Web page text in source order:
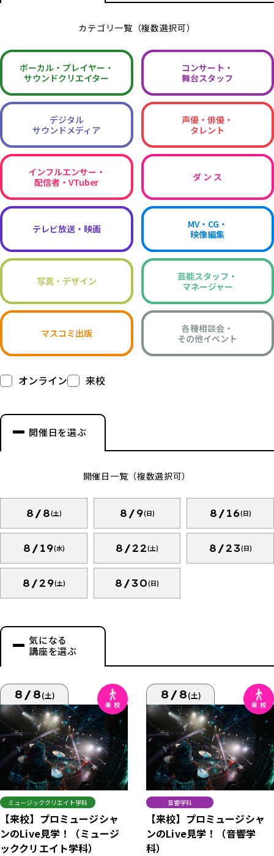
カテゴリ一覧（複数選択可）
ボーカル・ プレイヤー・
サウンドクリエイター
コンサート・
舞台スタッフ
デジタル
サウンドメディア
声優・俳優・
タレント
インフルエンサー・
配信者・VTuber
ダ ン ス
テレビ放送・映画
MV・CG・
映像編集
写真・デザイン
芸能スタッフ・
マネージャー
マスコミ出版
各種相談会・
その他イベント
オンライン 来校
開催日を選ぶ
開催日一覧（複数選択可）
8/8(土) 8/9(日) 8/16(日)
8/19(水) 8/22(土) 8/23(日)
8/29(土) 8/30(日)
気になる
講座を選ぶ
8/8(土)
ミュージッククリエイト学科
【来校】プロミュージシャ
ンのLive見学！（ミュージ
ッククリエイト学科）
8/8(土)
音響学科
【来校】プロミュージシャ
ンのLive見学！（音響学
科）